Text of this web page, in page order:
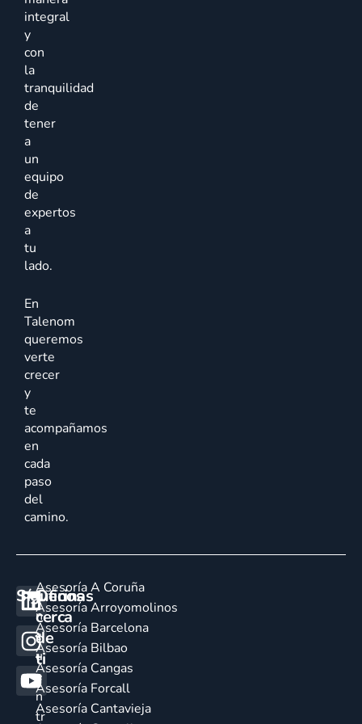
integral
y
con
la
tranquilidad
de
tener
a
un
equipo
de
expertos
a
tu
lado.
En
Talenom
queremos
verte
crecer
y
te
acompañamos
en
cada
paso
del
camino.
Síguenos
Oficinas
cerca
de
ti
E
n
c
u
e
n
tr
Asesoría A Coruña
Asesoría Arroyomolinos
Asesoría Barcelona
Asesoría Bilbao
Asesoría Cangas
Asesoría Forcall
Asesoría Cantavieja